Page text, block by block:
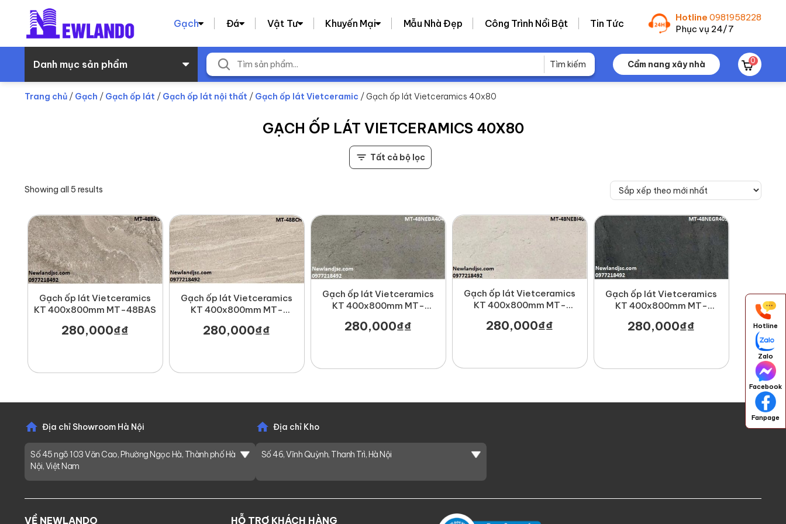
Gạch Đá Vật Tư Khuyến Mại Mẫu Nhà Đẹp Công Trình Nổi Bật Tin Tức
Hotline 0981958228
Phục vụ 24/7
Danh mục sản phẩm Cẩm nang xây nhà 0
Trang chủ / Gạch / Gạch ốp lát / Gạch ốp lát nội thất / Gạch ốp lát Vietceramic / Gạch ốp lát Vietceramics 40x80
GẠCH ỐP LÁT VIETCERAMICS 40X80
Tất cả bộ lọc
Showing all 5 results
Gạch ốp lát Vietceramics
KT 400x800mm MT-48BAS
280,000₫₫
Gạch ốp lát Vietceramics
KT 400x800mm MT-
280,000₫₫
Gạch ốp lát Vietceramics
KT 400x800mm MT-
280,000₫₫
Gạch ốp lát Vietceramics
KT 400x800mm MT-
280,000₫₫
Gạch ốp lát Vietceramics
KT 400x800mm MT-
280,000₫₫
Địa chỉ Showroom Hà Nội
Số 45 ngõ 103 Văn Cao, Phường Ngọc Hà, Thành phố Hà
Nội, Việt Nam
Địa chỉ Kho
Số 46, Vĩnh Quỳnh, Thanh Trì, Hà Nội
VỀ NEWLANDO HỖ TRỢ KHÁCH HÀNG
Hotline
Zalo
Facebook
Fanpage